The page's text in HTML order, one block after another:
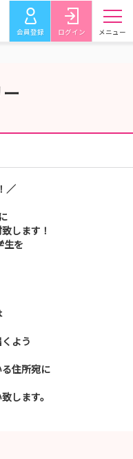
会員登録 ログイン メニュー
／
します！
を
よう
住所宛に
します。